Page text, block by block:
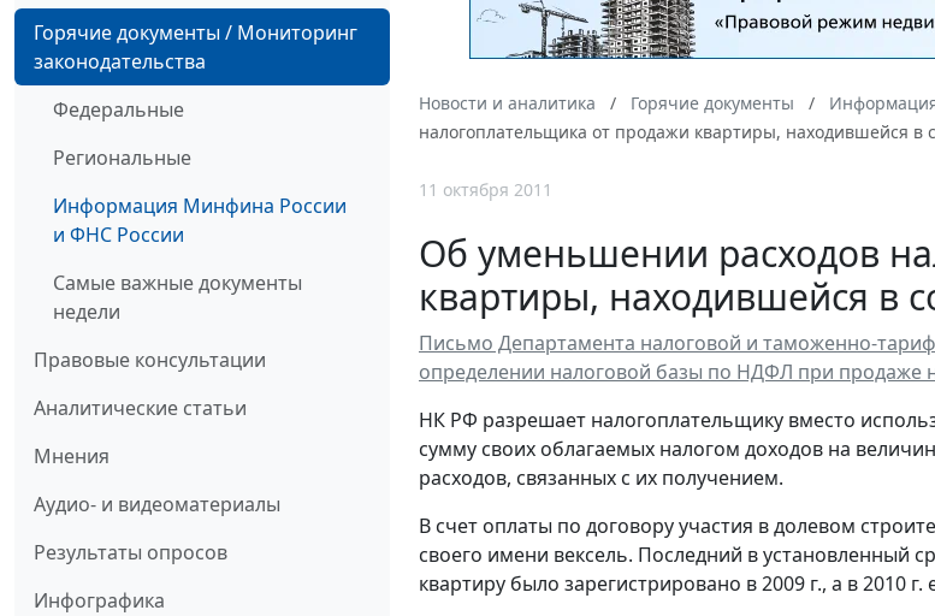
Горячие документы / Мониторинг
законодательства
Федеральные
Региональные
Информация Минфина России
и ФНС России
Самые важные документы
недели
Правовые консультации
Аналитические статьи
Мнения
Аудио- и видеоматериалы
Результаты опросов
Инфографика
Новости и аналитика Горячие документы
налогоплательщика от продажи квартиры, находившейся в
11 октября 2011
Об уменьшении расходов
квартиры, находившейся в
Письмо Департамента налоговой и таможенно-
определении налоговой базы по НДФЛ при продаже
НК РФ разрешает налогоплательщику вместо
сумму своих облагаемых налогом доходов на
расходов, связанных с их получением.
В счет оплаты по договору участия в долевом
своего имени вексель. Последний в установленный
квартиру было зарегистрировано в 2009 г., а в 2010 г.